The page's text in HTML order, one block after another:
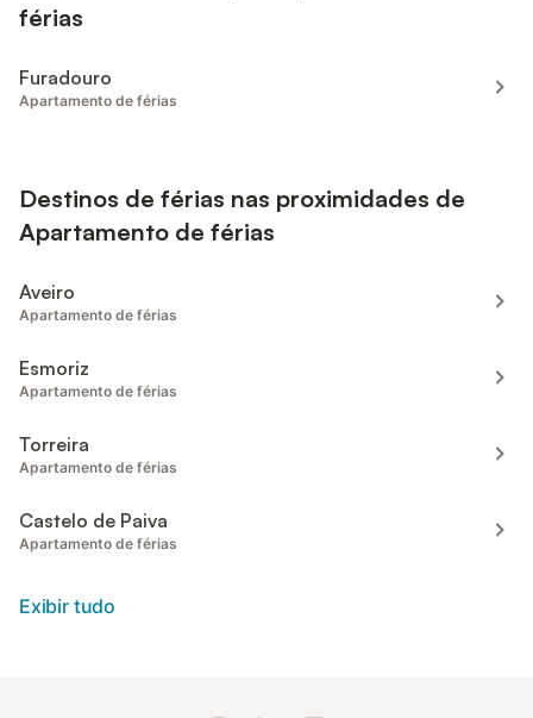
férias
Furadouro
Apartamento de férias
Destinos de férias nas proximidades de
Apartamento de férias
Aveiro
Apartamento de férias
Esmoriz
Apartamento de férias
Torreira
Apartamento de férias
Castelo de Paiva
Apartamento de férias
Exibir tudo